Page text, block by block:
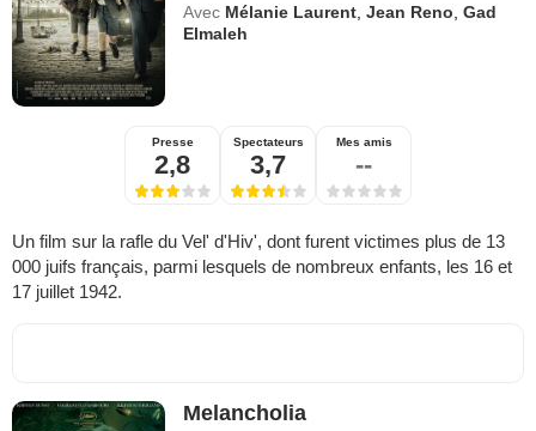
Avec Mélanie Laurent ,Jean Reno ,Gad
Elmaleh
Presse
2,8
Spectateurs
3,7
Mes amis
--
Un film sur la rafle du Vel' d'Hiv', dont furent victimes plus de 13
000 juifs français, parmi lesquels de nombreux enfants, les 16 et
17 juillet 1942.
Melancholia